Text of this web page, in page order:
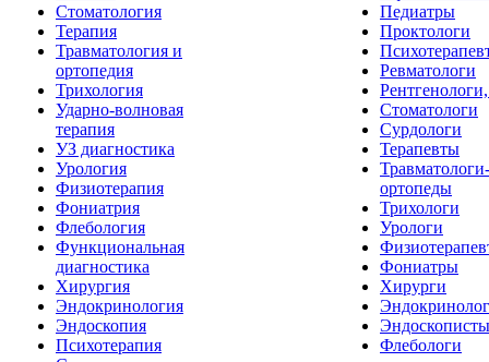
Стоматология
Терапия
Травматология и
ортопедия
Трихология
Ударно-волновая
терапия
УЗ диагностика
Урология
Физиотерапия
Фониатрия
Флебология
Функциональная
диагностика
Хирургия
Эндокринология
Эндоскопия
Психотерапия
Педиатры
Проктологи
Ревматологи
Стоматологи
Сурдологи
Терапевты
Травматологи-
ортопеды
Трихологи
Урологи
Фониатры
Хирурги
Эндоскописты
Флебологи